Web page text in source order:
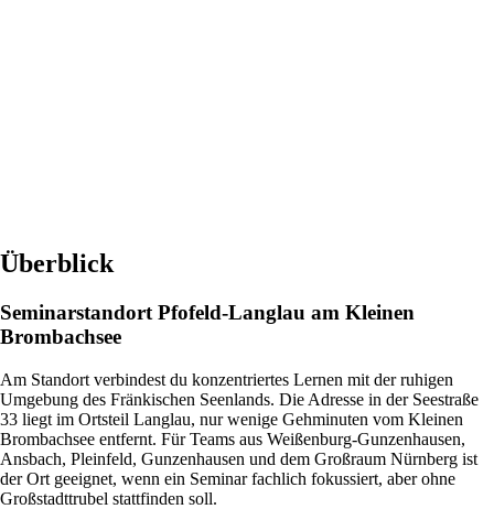
Überblick
Seminarstandort Pfofeld-Langlau am Kleinen
Brombachsee
Am Standort verbindest du konzentriertes Lernen mit der ruhigen
Umgebung des Fränkischen Seenlands. Die Adresse in der Seestraße
33 liegt im Ortsteil Langlau, nur wenige Gehminuten vom Kleinen
Brombachsee entfernt. Für Teams aus Weißenburg-Gunzenhausen,
Ansbach, Pleinfeld, Gunzenhausen und dem Großraum Nürnberg ist
der Ort geeignet, wenn ein Seminar fachlich fokussiert, aber ohne
Großstadttrubel stattfinden soll.